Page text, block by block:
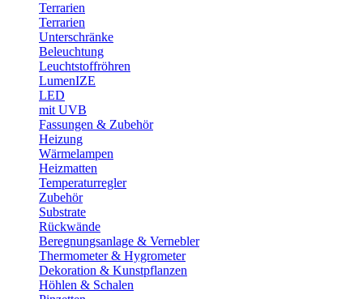
Terrarien
Terrarien
Unterschränke
Beleuchtung
Leuchtstoffröhren
LumenIZE
LED
mit UVB
Fassungen & Zubehör
Heizung
Wärmelampen
Heizmatten
Temperaturregler
Zubehör
Substrate
Rückwände
Beregnungsanlage & Vernebler
Thermometer & Hygrometer
Dekoration & Kunstpflanzen
Höhlen & Schalen